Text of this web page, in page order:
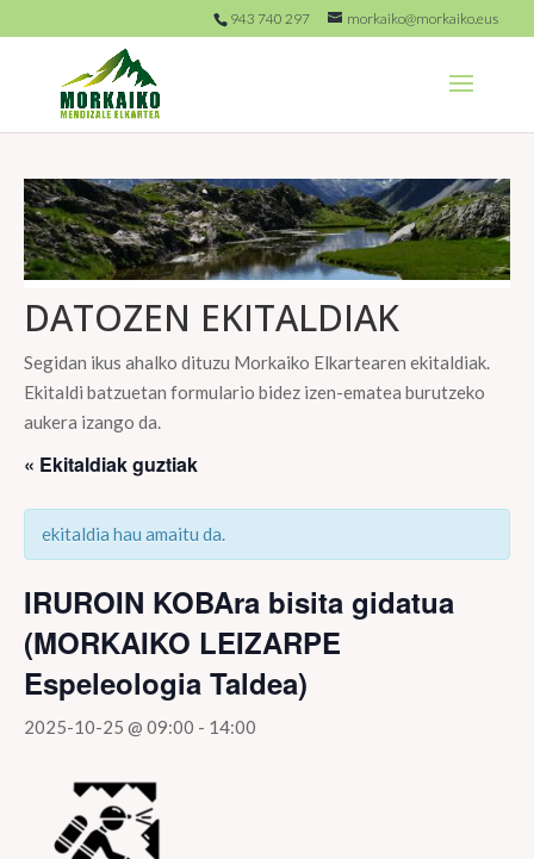
943 740 297 morkaiko@morkaiko.eus
DATOZEN EKITALDIAK
Segidan ikus ahalko dituzu Morkaiko Elkartearen ekitaldiak.
Ekitaldi batzuetan formulario bidez izen-ematea burutzeko
aukera izango da.
« Ekitaldiak guztiak
ekitaldia hau amaitu da.
IRUROIN KOBAra bisita gidatua
(MORKAIKO LEIZARPE
Espeleologia Taldea)
2025-10-25 @ 09:00 - 14:00